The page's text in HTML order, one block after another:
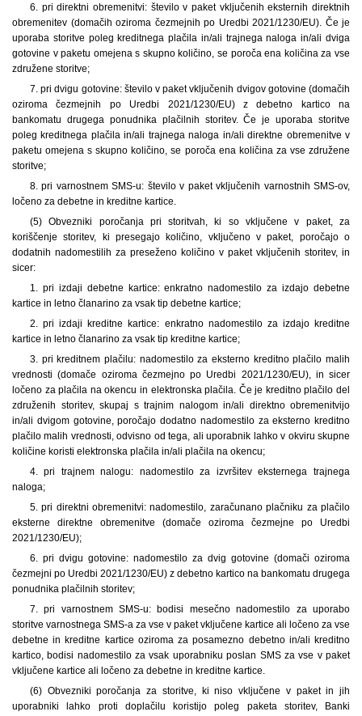
6. pri direktni obremenitvi: število v paket vključenih eksternih direktnih
obremenitev (domačih oziroma čezmejnih po Uredbi 2021/1230/EU). Če je
uporaba storitve poleg kreditnega plačila in/ali trajnega naloga in/ali dviga
gotovine v paketu omejena s skupno količino, se poroča ena količina za vse
združene storitve;
7. pri dvigu gotovine: število v paket vključenih dvigov gotovine (domačih
oziroma čezmejnih po Uredbi 2021/1230/EU) z debetno kartico na
bankomatu drugega ponudnika plačilnih storitev. Če je uporaba storitve
poleg kreditnega plačila in/ali trajnega naloga in/ali direktne obremenitve v
paketu omejena s skupno količino, se poroča ena količina za vse združene
storitve;
8. pri varnostnem SMS-u: število v paket vključenih varnostnih SMS-ov,
ločeno za debetne in kreditne kartice.
(5) Obvezniki poročanja pri storitvah, ki so vključene v paket, za
koriščenje storitev, ki presegajo količino, vključeno v paket, poročajo o
dodatnih nadomestilih za preseženo količino v paket vključenih storitev, in
sicer:
1. pri izdaji debetne kartice: enkratno nadomestilo za izdajo debetne
kartice in letno članarino za vsak tip debetne kartice;
2. pri izdaji kreditne kartice: enkratno nadomestilo za izdajo kreditne
kartice in letno članarino za vsak tip kreditne kartice;
3. pri kreditnem plačilu: nadomestilo za eksterno kreditno plačilo malih
vrednosti (domače oziroma čezmejno po Uredbi 2021/1230/EU), in sicer
ločeno za plačila na okencu in elektronska plačila. Če je kreditno plačilo del
združenih storitev, skupaj s trajnim nalogom in/ali direktno obremenitvijo
in/ali dvigom gotovine, poročajo dodatno nadomestilo za eksterno kreditno
plačilo malih vrednosti, odvisno od tega, ali uporabnik lahko v okviru skupne
količine koristi elektronska plačila in/ali plačila na okencu;
4. pri trajnem nalogu: nadomestilo za izvršitev eksternega trajnega
naloga;
5. pri direktni obremenitvi: nadomestilo, zaračunano plačniku za plačilo
eksterne direktne obremenitve (domače oziroma čezmejne po Uredbi
2021/1230/EU);
6. pri dvigu gotovine: nadomestilo za dvig gotovine (domači oziroma
čezmejni po Uredbi 2021/1230/EU) z debetno kartico na bankomatu drugega
ponudnika plačilnih storitev;
7. pri varnostnem SMS-u: bodisi mesečno nadomestilo za uporabo
storitve varnostnega SMS-a za vse v paket vključene kartice ali ločeno za vse
debetne in kreditne kartice oziroma za posamezno debetno in/ali kreditno
kartico, bodisi nadomestilo za vsak uporabniku poslan SMS za vse v paket
vključene kartice ali ločeno za debetne in kreditne kartice.
(6) Obvezniki poročanja za storitve, ki niso vključene v paket in jih
uporabniki lahko proti doplačilu koristijo poleg paketa storitev, Banki